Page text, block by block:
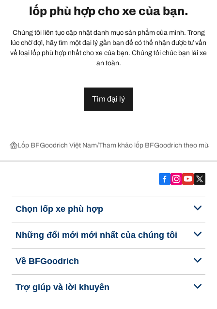
lốp phù hợp cho xe của bạn.
Chúng tôi liên tục cập nhật danh mục sản phẩm của mình. Trong
lúc chờ đợi, hãy tìm một đại lý gần bạn để có thể nhận được tư vấn
về loại lốp phù hợp nhất cho xe của bạn. Chúng tôi chúc bạn lái xe
an toàn.
Tìm đại lý
Lốp BFGoodrich Việt Nam Tham khảo lốp BFGoodrich theo
Chọn lốp xe phù hợp
Những đổi mới mới nhất của chúng tôi
Về BFGoodrich
Trợ giúp và lời khuyên